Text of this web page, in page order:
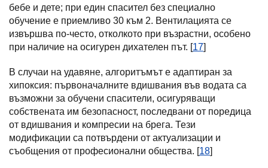
бебе и дете; при един спасител без специално
обучение е приемливо 30 към 2. Вентилацията се
извършва по-често, отколкото при възрастни, особено
при наличие на осигурен дихателен път. [17]
В случаи на удавяне, алгоритъмът е адаптиран за
хипоксия: първоначалните вдишвания във водата са
възможни за обучени спасители, осигуряващи
собствената им безопасност, последвани от поредица
от вдишвания и компресии на брега. Тези
модификации са потвърдени от актуализации и
съобщения от професионални общества. [18]